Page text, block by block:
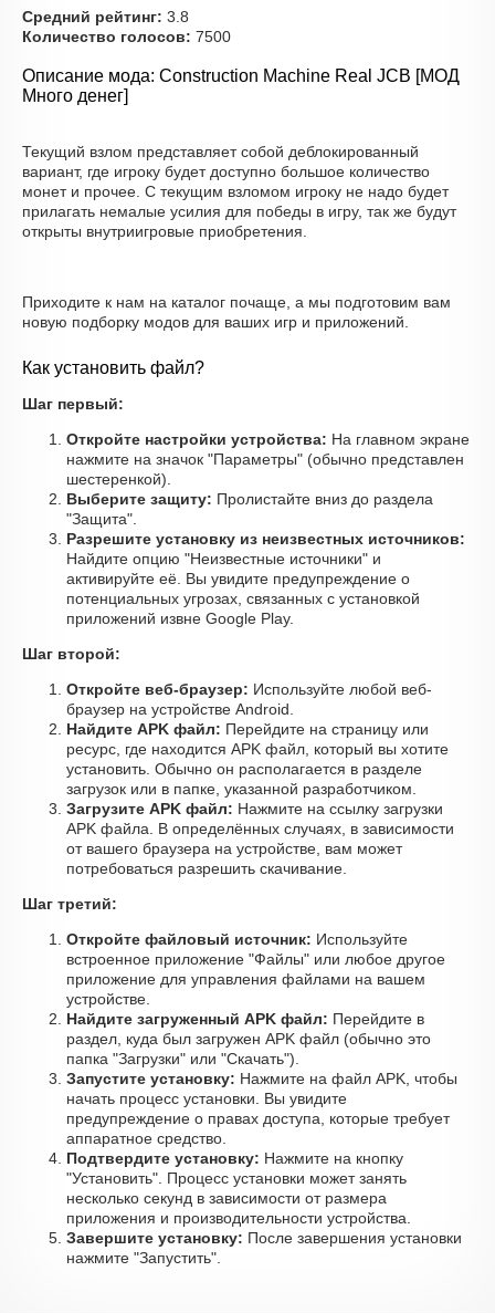
Средний рейтинг: 3.8
Количество голосов: 7500
Описание мода: Construction Machine Real JCB [МОД
Много денег]
Текущий взлом представляет собой деблокированный
вариант, где игроку будет доступно большое количество
монет и прочее. С текущим взломом игроку не надо будет
прилагать немалые усилия для победы в игру, так же будут
открыты внутриигровые приобретения.
Приходите к нам на каталог почаще, а мы подготовим вам
новую подборку модов для ваших игр и приложений.
Как установить файл?
Шаг первый:
Откройте настройки устройства: На главном экране
нажмите на значок "Параметры" (обычно представлен
шестеренкой).
Выберите защиту: Пролистайте вниз до раздела
"Защита".
Разрешите установку из неизвестных источников:
Найдите опцию "Неизвестные источники" и
активируйте её. Вы увидите предупреждение о
потенциальных угрозах, связанных с установкой
приложений извне Google Play.
Шаг второй:
Откройте веб-браузер: Используйте любой веб-
браузер на устройстве Android.
Найдите APK файл: Перейдите на страницу или
ресурс, где находится APK файл, который вы хотите
установить. Обычно он располагается в разделе
загрузок или в папке, указанной разработчиком.
Загрузите APK файл: Нажмите на ссылку загрузки
APK файла. В определённых случаях, в зависимости
от вашего браузера на устройстве, вам может
потребоваться разрешить скачивание.
Шаг третий:
Откройте файловый источник: Используйте
встроенное приложение "Файлы" или любое другое
приложение для управления файлами на вашем
устройстве.
Найдите загруженный APK файл: Перейдите в
раздел, куда был загружен APK файл (обычно это
папка "Загрузки" или "Скачать").
Запустите установку: Нажмите на файл APK, чтобы
начать процесс установки. Вы увидите
предупреждение о правах доступа, которые требует
аппаратное средство.
Подтвердите установку: Нажмите на кнопку
"Установить". Процесс установки может занять
несколько секунд в зависимости от размера
приложения и производительности устройства.
Завершите установку: После завершения установки
нажмите "Запустить".